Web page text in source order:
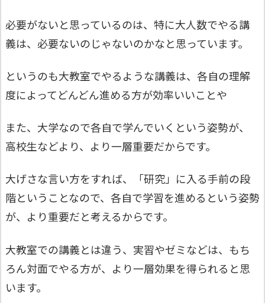
必要がないと思っているのは、特に大人数でやる講
義は、必要ないのじゃないのかなと思っています。
というのも大教室でやるような講義は、各自の理解
度によってどんどん進める方が効率いいことや
また、大学なので各自で学んでいくという姿勢が、
高校生などより、より一層重要だからです。
大げさな言い方をすれば、「研究」に入る手前の段
階ということなので、各自で学習を進めるという姿勢
が、より重要だと考えるからです。
大教室での講義とは違う、実習やゼミなどは、もち
ろん対面でやる方が、より一層効果を得られると思
います。